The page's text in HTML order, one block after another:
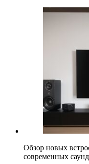
Обзор новых
современных